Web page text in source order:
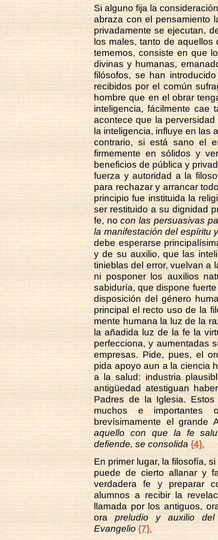
Si alguno fija la
abraza con el pensamiento
privadamente se ejecutan,
los males, tanto de
tememos, consiste en que
divinas y humanas,
filósofos, se han
recibidos por el común
hombre que en el obrar
inteligencia, fácilmente cae
acontece que la
la inteligencia, influye en las
contrario, si está sano el
firmemente en sólidos y
beneficios de pública y
fuerza y autoridad a la
para rechazar y arrancar
principio fue instituida la
ser restituido a su dignidad
fe, nocon las persuasivas
la manifestación del espíritu
debe esperarse
y de su auxilio, que las
tinieblas del error, vuelvan a
ni posponer los auxilios
sabiduría, que dispone
disposición del género
principal el recto uso de la
mente humana la luz de la
la añadida luz de la fe la
perfecciona, y aumentadas
empresas. Pide, pues, el
pida apoyo aun a la ciencia
a la salud: industria
antigüedad atestiguan
Padres de la Iglesia.
muchos e importantes
brevísimamente el grande
aquello con que la fe
defiende, se consolida {4}.
En primer lugar, la filosofía,
puede de cierto allanar y
verdadera fe y preparar
alumnos a recibir la
llamada por los antiguos,
ora preludio y auxilio del
Evangelio {7}.